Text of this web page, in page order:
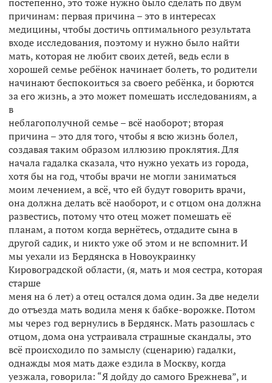
постепенно, это тоже нужно было сделать по двум
причинам: первая причина – это в интересах
медицины, чтобы достичь оптимального результата
входе исследования, поэтому и нужно было найти
мать, которая не любит своих детей, ведь если в
хорошей семье ребёнок начинает болеть, то родители
начинают беспокоиться за своего ребёнка, и борются
за его жизнь, а это может помешать исследованиям, а
в
неблагополучной семье – всё наоборот; вторая
причина – это для того, чтобы я всю жизнь болел,
создавая таким образом иллюзию проклятия. Для
начала гадалка сказала, что нужно уехать из города,
хотя бы на год, чтобы врачи не могли заниматься
моим лечением, а всё, что ей будут говорить врачи,
она должна делать всё наоборот, и с отцом она должна
развестись, потому что отец может помешать её
планам, а потом когда вернётесь, отдадите сына в
другой садик, и никто уже об этом и не вспомнит. И
мы уехали из Бердянска в Новоукраинку
Кировоградской области, (я, мать и моя сестра, которая
старше
меня на 6 лет) а отец остался дома один. За две недели
до отъезда мать водила меня к бабке-ворожке. Потом
мы через год вернулись в Бердянск. Мать разошлась с
отцом, дома она устраивала страшные скандалы, это
всё происходило по замыслу (сценарию) гадалки,
однажды моя мать даже ездила в Москву, когда
уезжала, говорила: “Я дойду до самого Брежнева”, и